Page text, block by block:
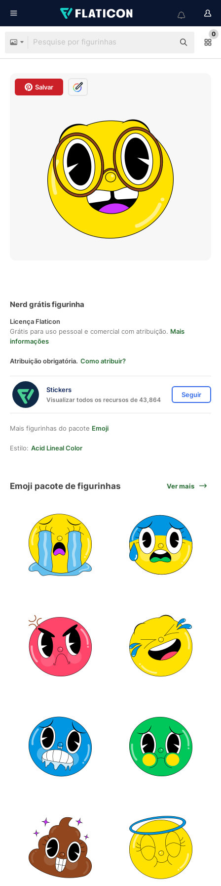
0
Salvar
Nerd grátis figurinha
Licença Flaticon
Grátis para uso pessoal e comercial com atribuição. Mais
informações
Atribuição obrigatória. Como atribuir?
Stickers
Visualizar todos os recursos de 43,864
Seguir
Mais figurinhas do pacote Emoji
Estilo: Acid Lineal Color
Emoji pacote de figurinhas Ver mais